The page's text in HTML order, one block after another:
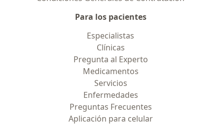
Para los pacientes
Especialistas
Clínicas
Pregunta al Experto
Medicamentos
Servicios
Enfermedades
Preguntas Frecuentes
Aplicación para celular